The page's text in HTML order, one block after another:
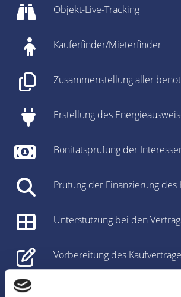
Objekt-Live-Tracking
Käuferfinder/Mieterfinder
Zusammenstellung aller
Erstellung des
Bonitätsprüfung der
Prüfung der Finanzierung des
Unterstützung bei den
Vorbereitung des
Vorbereitung und